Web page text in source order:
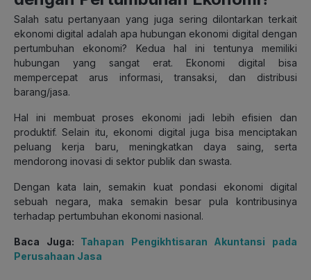
Salah satu pertanyaan yang juga sering dilontarkan terkait
ekonomi digital adalah apa hubungan ekonomi digital dengan
pertumbuhan ekonomi? Kedua hal ini tentunya memiliki
hubungan yang sangat erat. Ekonomi digital bisa
mempercepat arus informasi, transaksi, dan distribusi
barang/jasa.
Hal ini membuat proses ekonomi jadi lebih efisien dan
produktif. Selain itu, ekonomi digital juga bisa menciptakan
peluang kerja baru, meningkatkan daya saing, serta
mendorong inovasi di sektor publik dan swasta.
Dengan kata lain, semakin kuat pondasi ekonomi digital
sebuah negara, maka semakin besar pula kontribusinya
terhadap pertumbuhan ekonomi nasional.
Baca Juga: Tahapan Pengikhtisaran Akuntansi pada
Perusahaan Jasa